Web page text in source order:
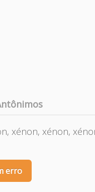
xénon, xénon,
erro